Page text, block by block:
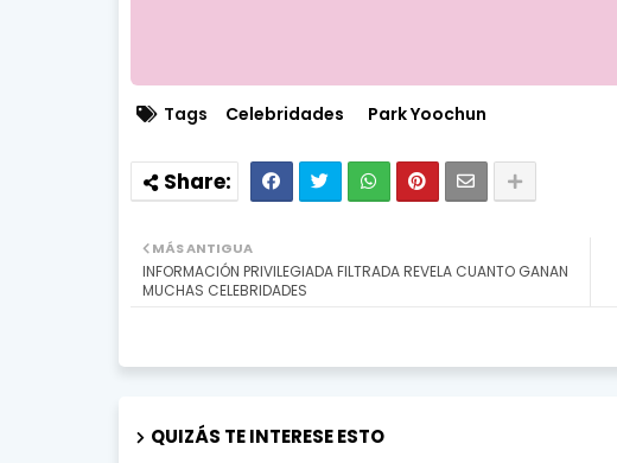
Tags Celebridades Park Yoochun
MÁS ANTIGUA
INFORMACIÓN PRIVILEGIADA FILTRADA REVELA CUANTO GANAN
MUCHAS CELEBRIDADES
QUIZÁS TE INTERESE ESTO